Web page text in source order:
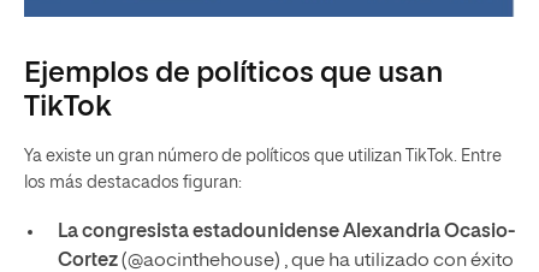
Ejemplos de políticos que usan
TikTok
Ya existe un gran número de políticos que utilizan TikTok. Entre
los más destacados figuran:
La congresista estadounidense Alexandria Ocasio-
Cortez(@aocinthehouse) , que ha utilizado con éxito